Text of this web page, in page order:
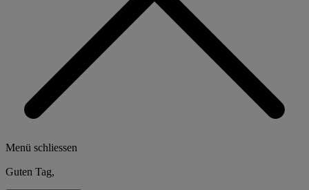
Menü schliessen
Guten Tag,